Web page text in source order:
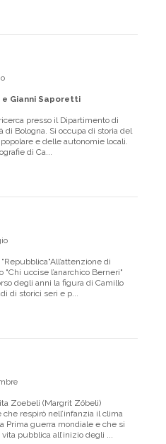
e Gianni Saporetti
presso il Dipartimento di
di Bologna. Si occupa di storia del
e delle autonomie locali.
di Ca...
di
uccise l’anarchico Berneri"
degli anni la figura di Camillo
di storici seri e p...
Zoebeli (Margrit Zöbeli)
respirò nell’infanzia il clima
Prima guerra mondiale e che si
pubblica all’inizio degli ...